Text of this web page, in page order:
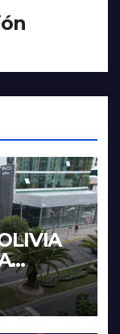
Y LA